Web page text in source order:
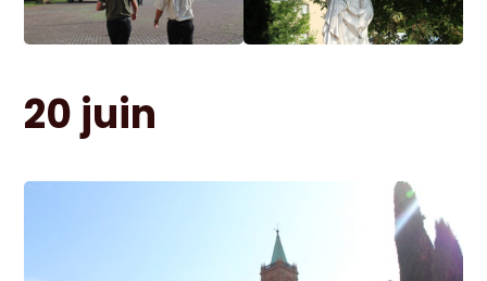
20 juin